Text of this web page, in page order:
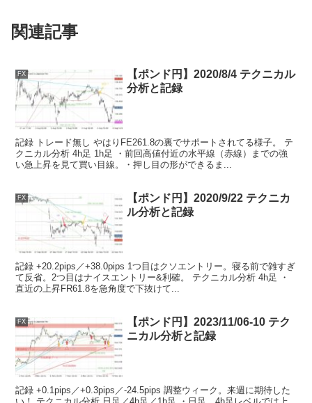
関連記事
FX
【ポンド円】2020/8/4 テクニカル
分析と記録
記録 トレード無し やはりFE261.8の裏でサポートされてる様子。 テ
クニカル分析 4h足 1h足 ・前回高値付近の水平線（赤線）までの強
い急上昇を見て買い目線。・押し目の形ができるま...
FX
【ポンド円】2020/9/22 テクニカ
ル分析と記録
記録 +20.2pips／+38.0pips 1つ目はクソエントリー。寝る前で雑すぎ
て反省。2つ目はナイスエントリー&利確。 テクニカル分析 4h足 ・
直近の上昇FR61.8を急角度で下抜けて...
FX
【ポンド円】2023/11/06-10 テク
ニカル分析と記録
記録 +0.1pips／+0.3pips／-24.5pips 調整ウィーク。来週に期待した